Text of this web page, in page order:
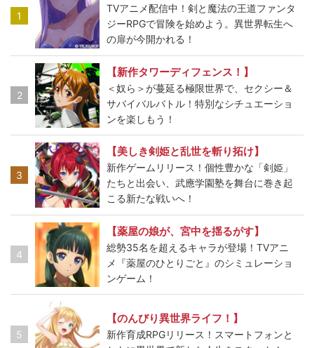
1
TVアニメ配信中！剣と魔法の王道ファンタ
ジーRPGで冒険を始めよう。異世界転生へ
の扉が今開かれる！
2
【新作タワーディフェンス！】
＜奴ら＞が蔓延る極限世界で、セクシー＆
サバイバルバトル！特別なシチュエーショ
ンを楽しもう！
3
【美しき剣姫と乱世を斬り拓け】
新作ゲームリリース！個性豊かな「剣姫」
たちと出会い、武應学園塾を舞台に巻き起
こる新たな戦いへ！
4
【薬屋の娘が、宮中を揺るがす】
総勢35名を超えるキャラが登場！TVアニ
メ『薬屋のひとりごと』のシミュレーショ
ンゲーム！
5
【のんびり異世界ライフ！】
新作育成RPGリリース！スマートフォンと